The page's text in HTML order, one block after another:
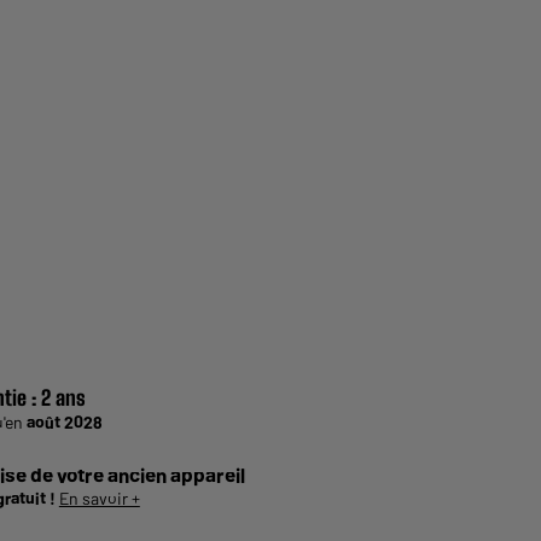
:2 ans
août 2028
de votre ancien appareil
! En savoir +